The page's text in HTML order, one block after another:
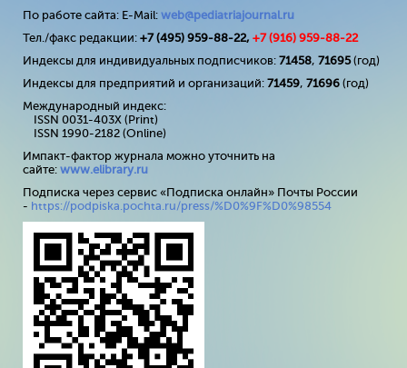
По работе сайта: E-Mail: web@pediatriajournal.ru
Тел./факс редакции: +7 (495) 959-88-22, +7 (916) 959-88-22
Индексы для индивидуальных подписчиков: 71458, 71695(год)
Индексы для предприятий и организаций: 71459, 71696 (год)
Международный индекс:
ISSN 0031-403X (Print)
ISSN 1990-2182 (Online)
Импакт-фактор журнала можно уточнить на
сайте: www.elibrary.ru
Подписка через сервис «Подписка онлайн» Почты России
- https://podpiska.pochta.ru/press/%D0%9F%D0%98554